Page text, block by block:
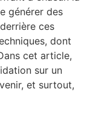
générer des
ces
dont
cet article,
sur un
et surtout,